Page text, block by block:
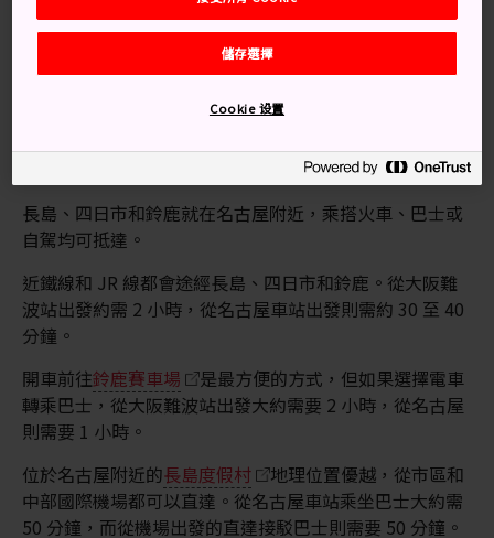
鈴鹿賽車場的世界級賽車和卡丁車賽事
長島度假村的歡樂休閒世界
交通方式
長島、四日市和鈴鹿就在名古屋附近，乘搭火車、巴士或
自駕均可抵達。
近鐵線和 JR 線都會途經長島、四日市和鈴鹿。從大阪難
波站出發約需 2 小時，從名古屋車站出發則需約 30 至 40
分鐘。
開車前往鈴鹿賽車場
是最方便的方式，但如果選擇電車
轉乘巴士，從大阪難波站出發大約需要 2 小時，從名古屋
則需要 1 小時。
位於名古屋附近的長島度假村
地理位置優越，從市區和
中部國際機場都可以直達。從名古屋車站乘坐巴士大約需
50 分鐘，而從機場出發的直達接駁巴士則需要 50 分鐘。
儲存選擇
Cookie 设置